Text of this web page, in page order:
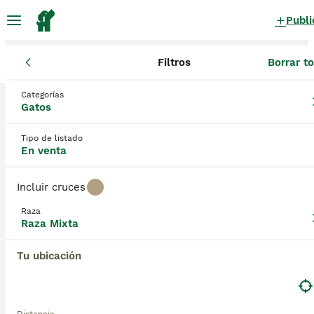
Filtros Borrar
Categorías
Gatos
Tipo de listado
En venta
Incluir cruces
Raza
Raza Mixta
Tu ubicación
Raza Mixta Gatos y gatitos en venta
0 Gatos y gatitos encontrados
Sólo puro
Guardar búsqueda